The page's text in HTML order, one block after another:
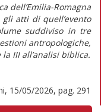
dell’Emilia-Romagna
atti di quell’evento
suddiviso in tre
antropologiche,
III all’analisi biblica.
15/05/2026, pag. 291